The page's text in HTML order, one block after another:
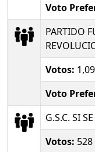
Voto
PARTIDO
Votos:
Voto
G.S.C. SI
Votos: 528